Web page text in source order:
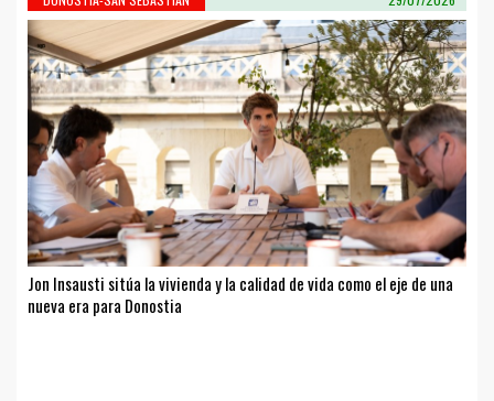
Jon Insausti sitúa la vivienda y la calidad de vida como el eje de una
nueva era para Donostia